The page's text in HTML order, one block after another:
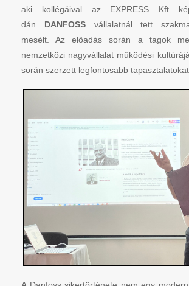
aki kollégáival az EXPRESS Kft
dán DANFOSSvállalatnál tett
mesélt. Az előadás során a tagok
nemzetközi nagyvállalat működési
során szerzett legfontosabb tapasztalatokat.